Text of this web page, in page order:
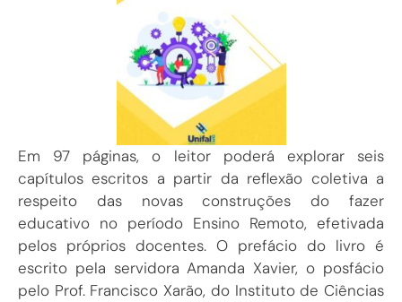
Em 97 páginas, o leitor poderá explorar seis
capítulos escritos a partir da reflexão coletiva a
respeito das novas construções do fazer
educativo no período Ensino Remoto, efetivada
pelos próprios docentes. O prefácio do livro é
escrito pela servidora Amanda Xavier, o posfácio
pelo Prof. Francisco Xarão, do Instituto de Ciências